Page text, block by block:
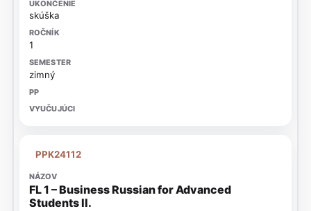
skúška
1
zimný
PPK24112
FL 1 – Business Russian for Advanced
Students II.